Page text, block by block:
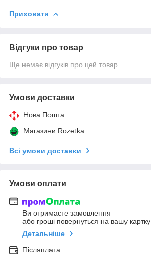
Приховати
Відгуки про товар
Ще немає відгуків про цей товар
Умови доставки
Нова Пошта
Магазини Rozetka
Всі умови доставки
Умови оплати
Ви отримаєте замовлення
або гроші повернуться на вашу картку
Детальніше
Післяплата